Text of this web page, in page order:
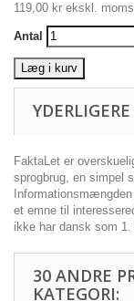
119,00 kr ekskl. moms
Antal
Læg i kurv
FaktaLet er
sprogbrug, en simpel
et emne til
ikke har dansk som 1.
30 ANDRE
KATEGORI: